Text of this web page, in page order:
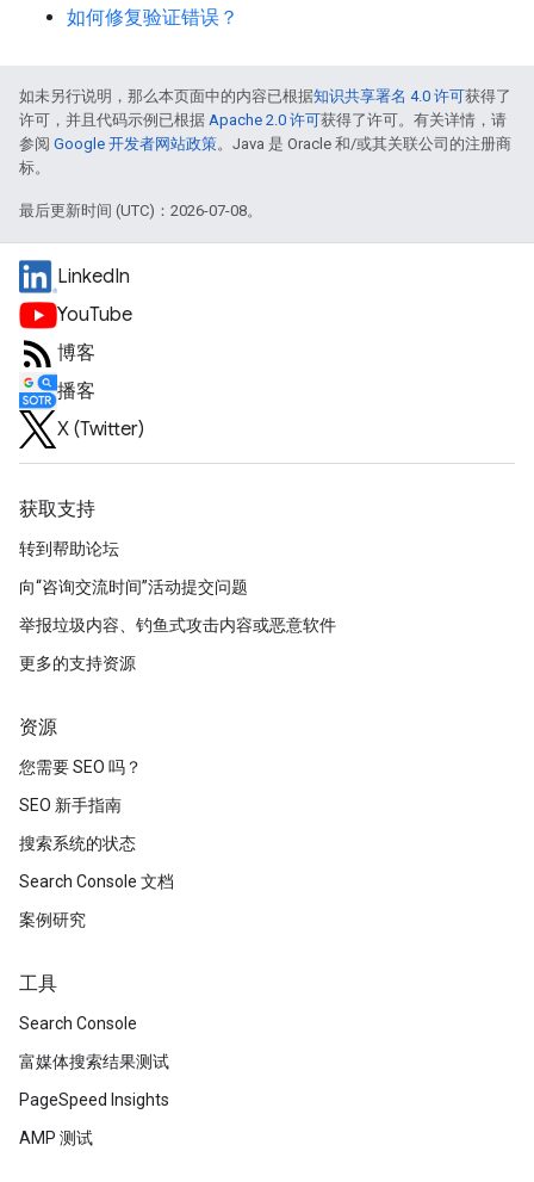
如何修复验证错误？
如未另行说明，那么本页面中的内容已根据知识共享署名 4.0 许可获得了
许可，并且代码示例已根据 Apache 2.0 许可获得了许可。有关详情，请
参阅 Google 开发者网站政策。Java 是 Oracle 和/或其关联公司的注册商
标。
最后更新时间 (UTC)：2026-07-08。
LinkedIn
YouTube
博客
播客
X (Twitter)
获取支持
转到帮助论坛
向“咨询交流时间”活动提交问题
举报垃圾内容、钓鱼式攻击内容或恶意软件
更多的支持资源
资源
您需要 SEO 吗？
SEO 新手指南
搜索系统的状态
Search Console 文档
案例研究
工具
Search Console
富媒体搜索结果测试
PageSpeed Insights
AMP 测试